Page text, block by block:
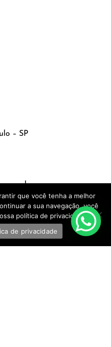
– SP
DE PRIVACIDADE
que você tenha a melhor
a sua navegação, você
política de privacidade.
de privacidade